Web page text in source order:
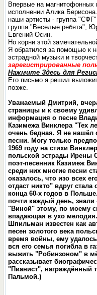
Впервые на магнитофонных
исполнении Алика
наши артисты - группа
группа "Веселые ребята",
Евгений Осин.
Но корни этой
Я обратился за помощью к
эстрадной музыки и
зарегистрированные
Нажмите Здесь для
Его письмо я решил
позже.
Уважаемый Дмитрий,
страницы и к своему
информация о песне
Казимежа Винклера "Тех
очень бедная. Я не нашёл
песни. Могу только
1969 году на стихи
польской эстрады Ирены
поэт-песенник Казимеж
среди ниx многие песни
оказалось, что изо всех
отдаст никто" вдруг
конца 60-х годов в
почти каждый день,
"Виной" этому, по моему
впадающая в ухо
Шпильман известен как
песен золотого века
время войны, ему удалось
вся его семья погибла в
выжить "Робинзоном" в
рассказывает
"Пианист", награждённый
Пальмой.)